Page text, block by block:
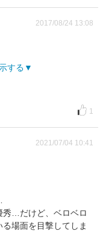
2017/08/24 13:08
する
1
2021/07/04 10:41
秀…だけど、ベロベロ
場面を目撃してしま